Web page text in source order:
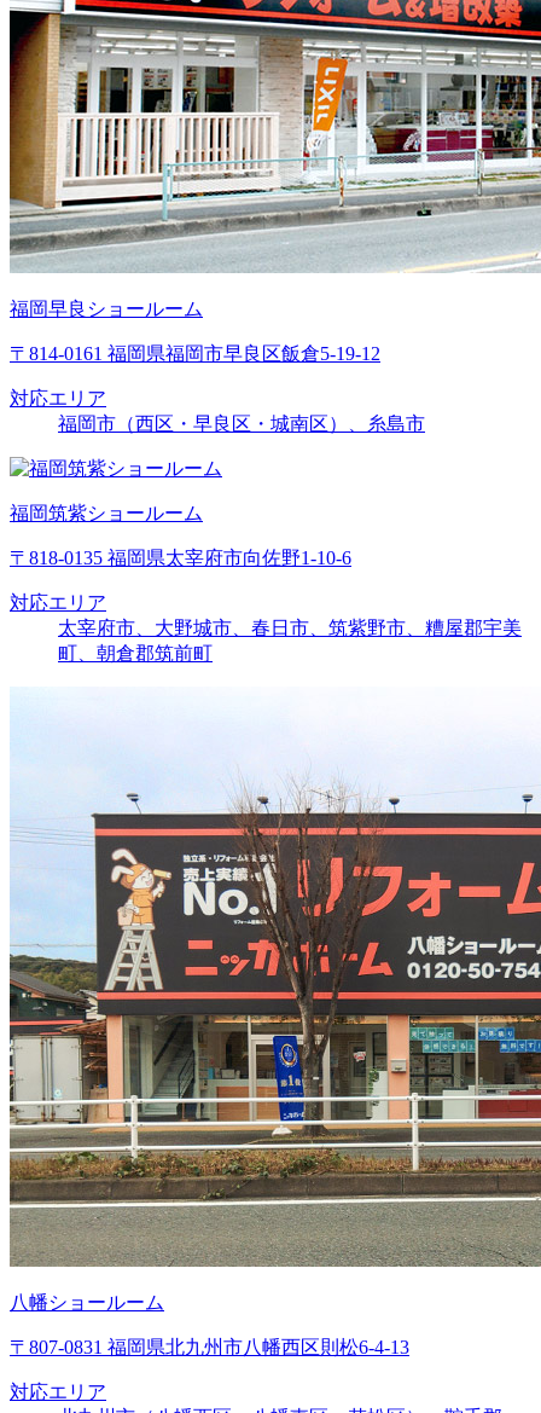
福岡早良ショールーム
〒814-0161 福岡県福岡市早良区飯倉5-19-12
対応エリア
福岡市（西区・早良区・城南区）、糸島市
福岡筑紫ショールーム
〒818-0135 福岡県太宰府市向佐野1-10-6
対応エリア
太宰府市、大野城市、春日市、筑紫野市、糟屋郡宇美
町、朝倉郡筑前町
八幡ショールーム
〒807-0831 福岡県北九州市八幡西区則松6-4-13
対応エリア